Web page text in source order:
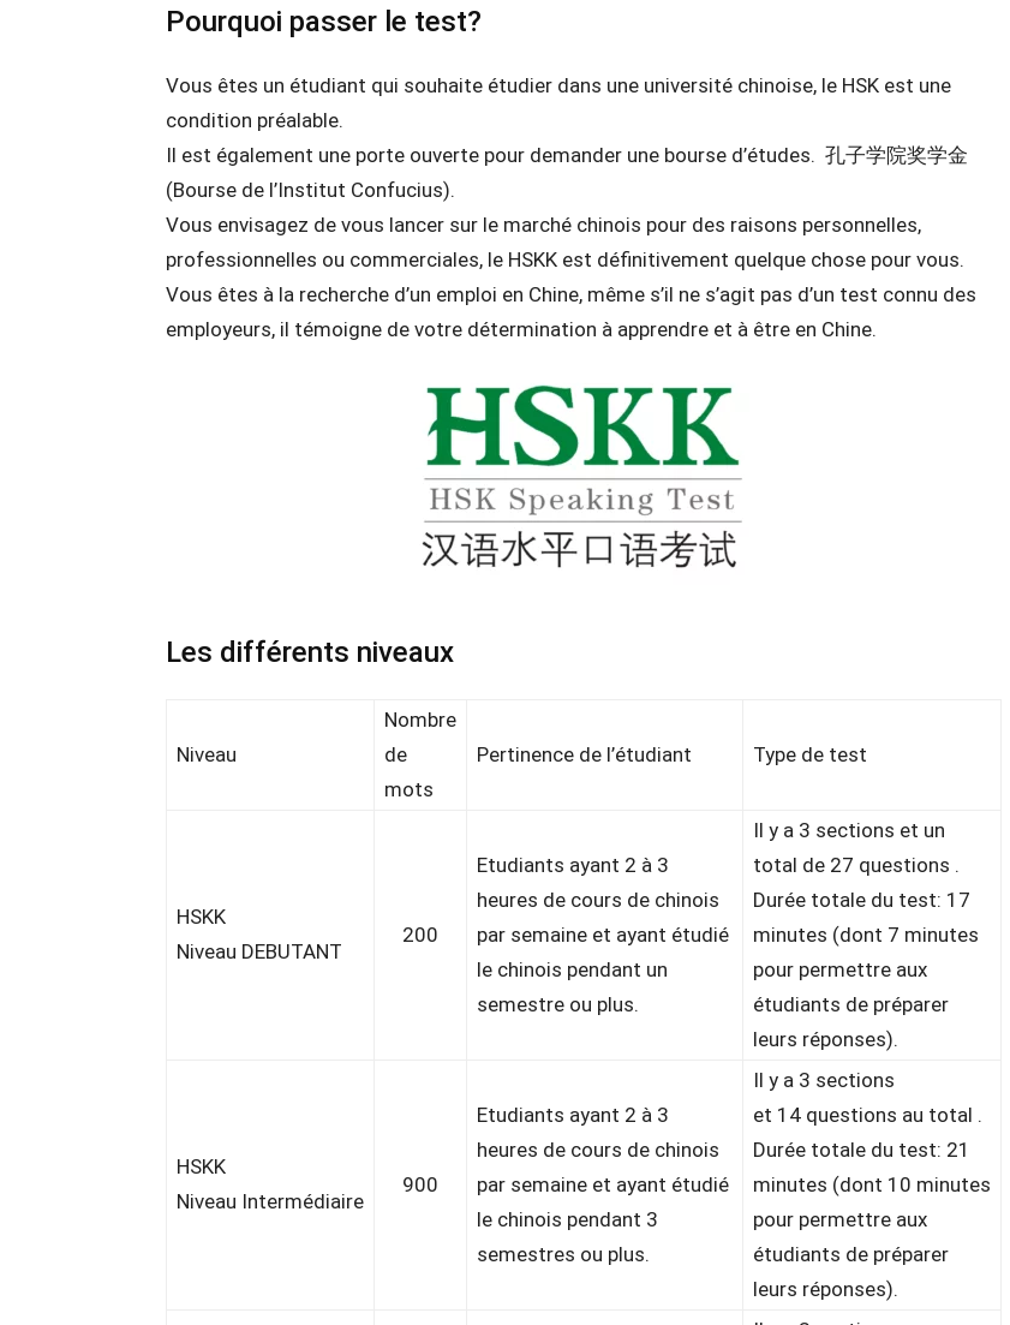
Pourquoi passer le test?
Vous êtes un étudiant qui souhaite étudier dans une université chinoise, le HSK est une
condition préalable.
Il est également une porte ouverte pour demander une bourse d’études. 孔子学院奖学金
(Bourse de l’Institut Confucius).
Vous envisagez de vous lancer sur le marché chinois pour des raisons personnelles,
professionnelles ou commerciales, le HSKK est définitivement quelque chose pour vous.
Vous êtes à la recherche d’un emploi en Chine, même s’il ne s’agit pas d’un test connu des
employeurs, il témoigne de votre détermination à apprendre et à être en Chine.
Les différents niveaux
Niveau
Nombre
de
mots
Pertinence de l’étudiant Type de test
HSKK
Niveau DEBUTANT
200
Etudiants ayant 2 à 3
heures de cours de chinois
par semaine et ayant étudié
le chinois pendant un
semestre ou plus.
Il y a 3 sections et un
total de 27 questions .
Durée totale du test: 17
minutes (dont 7 minutes
pour permettre aux
étudiants de préparer
leurs réponses).
HSKK
Niveau Intermédiaire
900
Etudiants ayant 2 à 3
heures de cours de chinois
par semaine et ayant étudié
le chinois pendant 3
semestres ou plus.
Il y a 3 sections
et 14 questions au total .
Durée totale du test: 21
minutes (dont 10 minutes
pour permettre aux
étudiants de préparer
leurs réponses).